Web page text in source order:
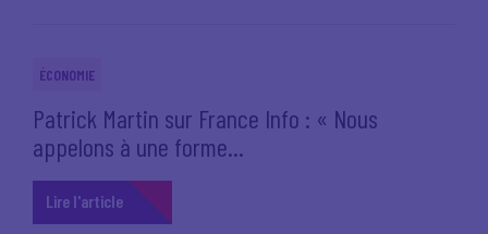
ÉCONOMIE
Patrick Martin sur France Info : « Nous
appelons à une forme...
Lire l'article